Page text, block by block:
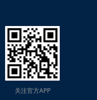
关注官方APP